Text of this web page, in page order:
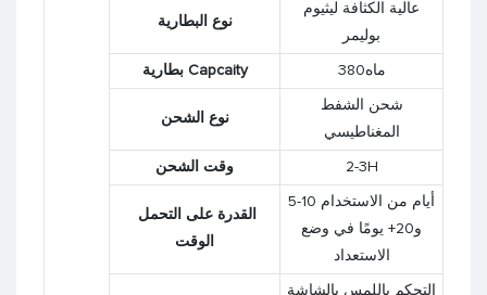
نوع البطارية
عالية الكثافة ليثيوم
بوليمر
بطارية Capcaity ماه380
نوع الشحن
شحن الشفط
المغناطيسي
وقت الشحن 2-3H
القدرة على التحمل
الوقت
5-10 أيام من الاستخدام
و20+ يومًا في وضع
الاستعداد
التحكم باللمس بالشاشة